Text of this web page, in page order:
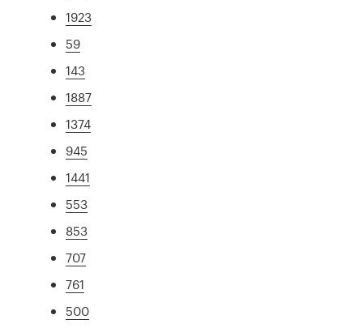
1923
59
143
1887
1374
945
1441
553
853
707
761
500